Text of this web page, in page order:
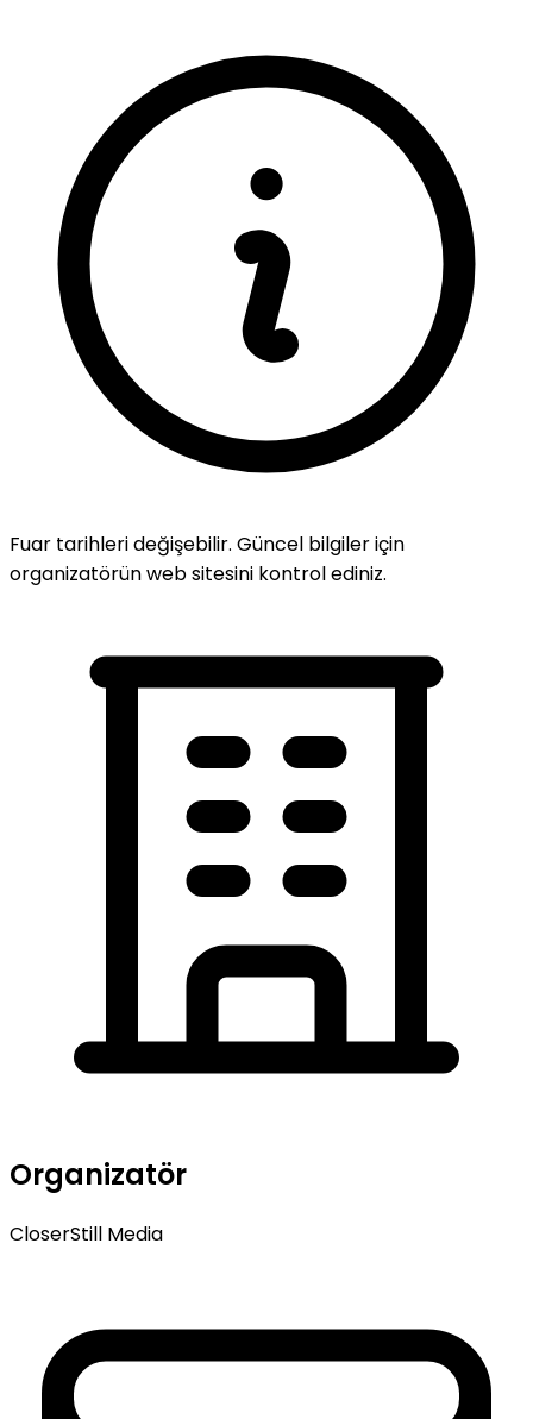
Fuar tarihleri değişebilir. Güncel bilgiler için
organizatörün web sitesini kontrol ediniz.
Organizatör
CloserStill Media